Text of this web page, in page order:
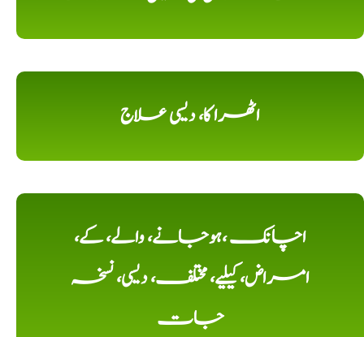
اٹھرا کا، دیسی علاج
اچانک ،ہوجانے، والے، کے،
امراض، کیلیے، مختلف، دیسی، نسخہ
جات